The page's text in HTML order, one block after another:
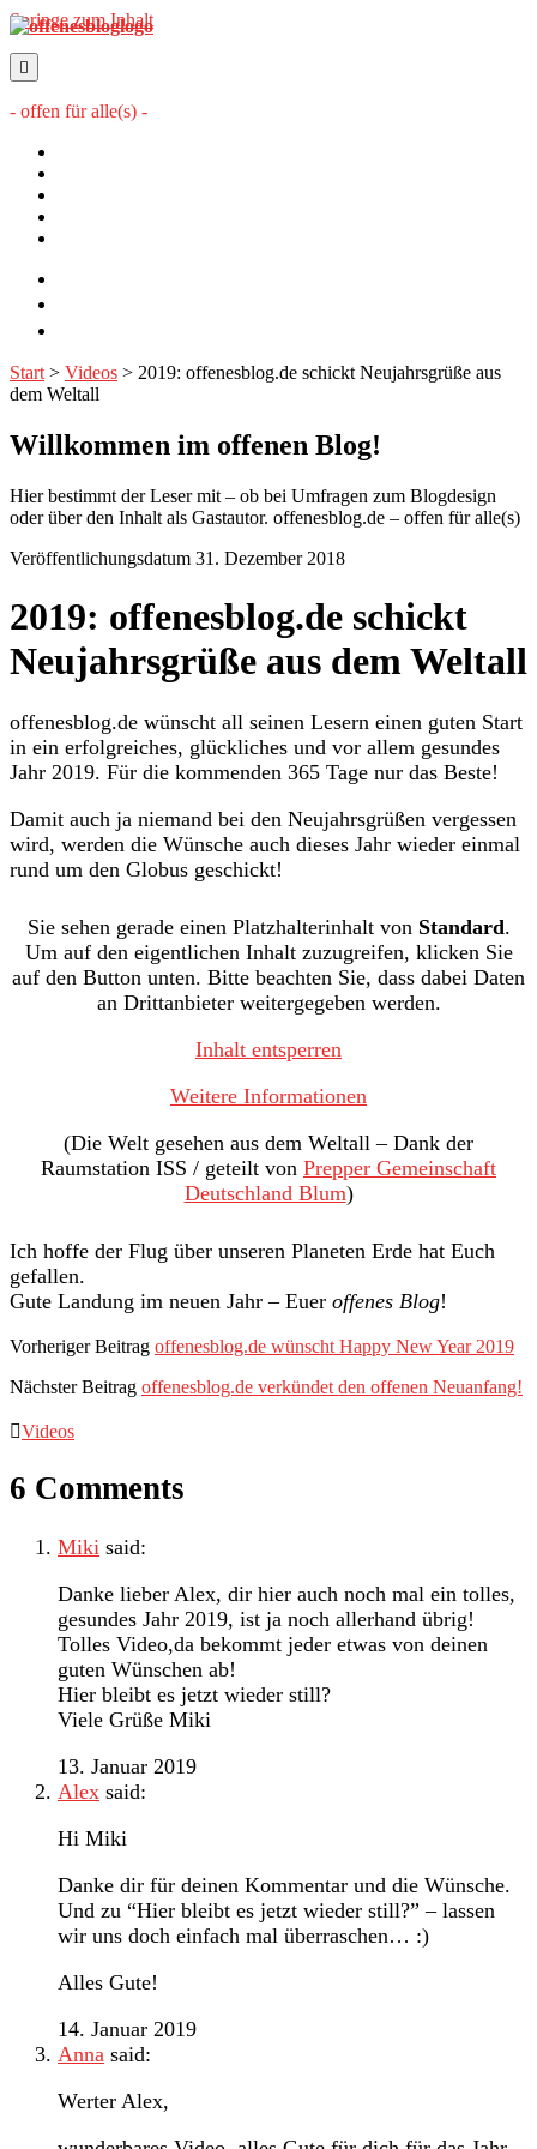
Springe zum Inhalt
offenesblog.de
- offen für alle(s) -
Start > Videos > 2019: offenesblog.de schickt Neujahrsgrüße aus
dem Weltall
Willkommen im offenen Blog!
Hier bestimmt der Leser mit – ob bei Umfragen zum Blogdesign
oder über den Inhalt als Gastautor. offenesblog.de – offen für alle(s)
Veröffentlichungsdatum 31. Dezember 2018
2019: offenesblog.de schickt
Neujahrsgrüße aus dem Weltall
offenesblog.de wünscht all seinen Lesern einen guten Start
in ein erfolgreiches, glückliches und vor allem gesundes
Jahr 2019. Für die kommenden 365 Tage nur das Beste!
Damit auch ja niemand bei den Neujahrsgrüßen vergessen
wird, werden die Wünsche auch dieses Jahr wieder einmal
rund um den Globus geschickt!
Sie sehen gerade einen Platzhalterinhalt von Standard.
Um auf den eigentlichen Inhalt zuzugreifen, klicken Sie
auf den Button unten. Bitte beachten Sie, dass dabei Daten
an Drittanbieter weitergegeben werden.
Inhalt entsperren
Weitere Informationen
(Die Welt gesehen aus dem Weltall – Dank der
Raumstation ISS / geteilt von Prepper Gemeinschaft
Deutschland Blum)
Ich hoffe der Flug über unseren Planeten Erde hat Euch
gefallen.
Gute Landung im neuen Jahr – Euer offenes Blog!
Vorheriger Beitrag offenesblog.de wünscht Happy New Year 2019
Nächster Beitrag offenesblog.de verkündet den offenen Neuanfang!
Videos
6 Comments
Miki said:
Danke lieber Alex, dir hier auch noch mal ein tolles,
gesundes Jahr 2019, ist ja noch allerhand übrig!
Tolles Video,da bekommt jeder etwas von deinen
guten Wünschen ab!
Hier bleibt es jetzt wieder still?
Viele Grüße Miki
13. Januar 2019
Alex said:
Hi Miki
Danke dir für deinen Kommentar und die Wünsche.
Und zu “Hier bleibt es jetzt wieder still?” – lassen
wir uns doch einfach mal überraschen… :)
Alles Gute!
14. Januar 2019
Anna said:
Werter Alex,